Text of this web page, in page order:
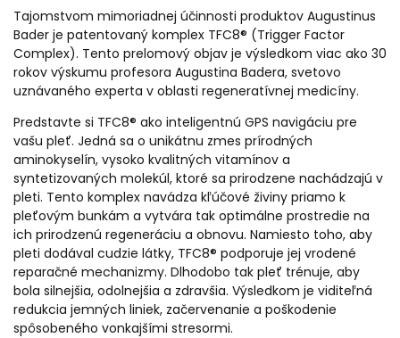
Tajomstvom mimoriadnej účinnosti produktov Augustinus
Bader je patentovaný komplex TFC8® (Trigger Factor
Complex). Tento prelomový objav je výsledkom viac ako 30
rokov výskumu profesora Augustina Badera, svetovo
uznávaného experta v oblasti regeneratívnej medicíny.
Predstavte si TFC8® ako inteligentnú GPS navigáciu pre
vašu pleť. Jedná sa o unikátnu zmes prírodných
aminokyselín, vysoko kvalitných vitamínov a
syntetizovaných molekúl, ktoré sa prirodzene nachádzajú v
pleti. Tento komplex navádza kľúčové živiny priamo k
pleťovým bunkám a vytvára tak optimálne prostredie na
ich prirodzenú regeneráciu a obnovu. Namiesto toho, aby
pleti dodával cudzie látky, TFC8® podporuje jej vrodené
reparačné mechanizmy. Dlhodobo tak pleť trénuje, aby
bola silnejšia, odolnejšia a zdravšia. Výsledkom je viditeľná
redukcia jemných liniek, začervenanie a poškodenie
spôsobeného vonkajšími stresormi.